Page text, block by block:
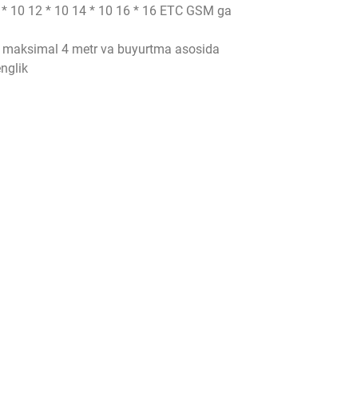
10 12 * 10 14 * 10 16 * 16 ETC GSM ga
4 metr va buyurtma asosida